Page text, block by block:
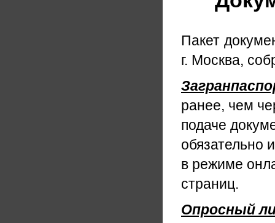
Пакет
г. Москва,
ранее, чем
подаче
обязательно
в режиме
страниц.
Опросный